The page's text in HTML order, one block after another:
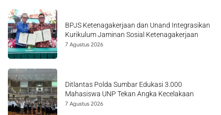
BPJS Ketenagakerjaan dan Unand Integrasikan
Kurikulum Jaminan Sosial Ketenagakerjaan
7 Agustus 2026
Ditlantas Polda Sumbar Edukasi 3.000
Mahasiswa UNP Tekan Angka Kecelakaan
7 Agustus 2026